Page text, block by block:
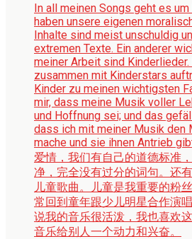
In all meinen Songs geht es
haben unsere eigenen
Inhalte sind meist unschuldig
extremen Texte. Ein anderer
meiner Arbeit sind
zusammen mit Kinderstars
Kinder zu meinen wichtigsten
mir, dass meine Musik voller
und Hoffnung sei; und das
dass ich mit meiner Musik den
mache und sie ihnen Antrieb
爱情，我们有自己的道德标准
净，完全没有过分的词句。还
儿童歌曲。儿童是我重要的粉
常回到童年跟少儿明星合作演
说我的音乐很活泼，我也喜欢
音乐给别人一个动力和兴奋。